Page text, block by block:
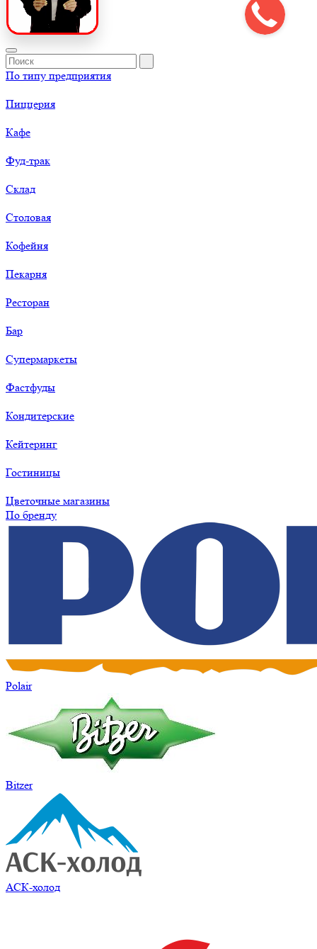
По типу предприятия
Пиццерия
Кафе
Фуд-трак
Склад
Столовая
Кофейня
Пекарня
Ресторан
Бар
Супермаркеты
Фастфуды
Кондитерские
Кейтеринг
Гостиницы
Цветочные магазины
По бренду
Polair
Bitzer
АСК-холод